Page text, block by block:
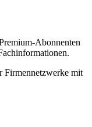
Abonnenten
Firmennetzwerke mit